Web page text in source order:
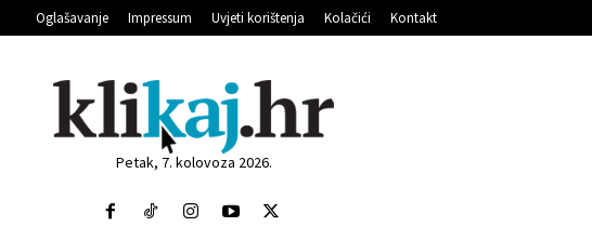
Oglašavanje Impressum Uvjeti korištenja Kolačići Kontakt
Petak, 7. kolovoza 2026.